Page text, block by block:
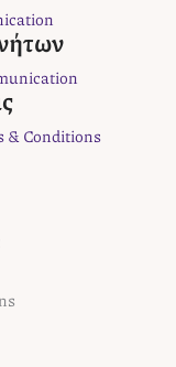
& Conditions